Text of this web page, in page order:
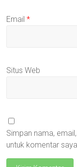
Email*
Situs Web
Simpan nama,
untuk komentar